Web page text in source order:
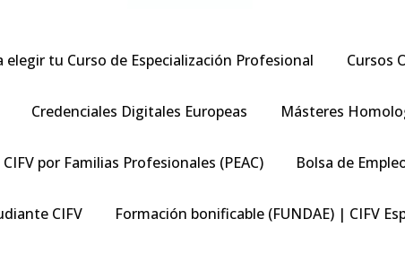
elegir tu Curso de Especialización Profesional Cursos
Credenciales Digitales Europeas Másteres
por Familias Profesionales (PEAC) Bolsa de
CIFV Formación bonificable (FUNDAE) | CIFV